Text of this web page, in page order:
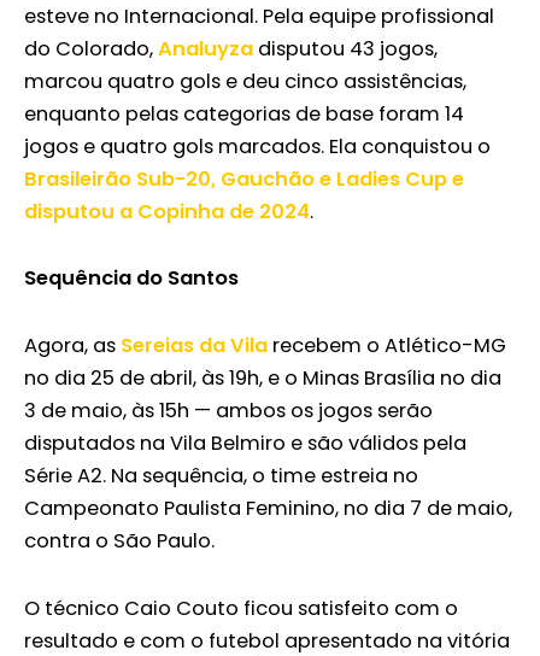
esteve no Internacional. Pela equipe profissional
do Colorado,Analuyza disputou 43 jogos,
marcou quatro gols e deu cinco assistências,
enquanto pelas categorias de base foram 14
jogos e quatro gols marcados. Ela conquistou o
Brasileirão Sub-20, Gauchão e Ladies Cup e
disputou a Copinha de 2024.
Sequência do Santos
Agora, as Sereias da Vila recebem o Atlético-MG
no dia 25 de abril, às 19h, e o Minas Brasília no dia
3 de maio, às 15h — ambos os jogos serão
disputados na Vila Belmiro e são válidos pela
Série A2. Na sequência, o time estreia no
Campeonato Paulista Feminino, no dia 7 de maio,
contra o São Paulo.
O técnico Caio Couto ficou satisfeito com o
resultado e com o futebol apresentado na vitória